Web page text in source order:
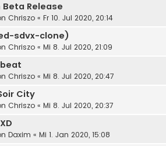
Release
Chriszo « Fr 10. Jul 2020, 20:14
sdvx-clone)
Chriszo « Mi 8. Jul 2020, 21:09
Chriszo « Mi 8. Jul 2020, 20:47
City
Chriszo « Mi 8. Jul 2020, 20:37
Daxim « Mi 1. Jan 2020, 15:08